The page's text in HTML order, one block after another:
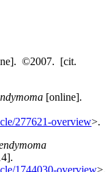
©2007. [cit.
[online].
277621-overview>.
1744030-overview>.